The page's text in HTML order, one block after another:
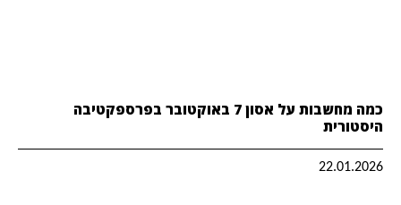
כמה מחשבות על אסון 7 באוקטובר בפרספקטיבה
היסטורית
22.01.2026